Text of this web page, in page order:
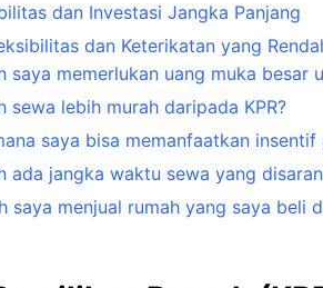
dan Investasi Jangka Panjang
dan Keterikatan yang
saya memerlukan uang muka besar
sewa lebih murah daripada KPR?
saya bisa memanfaatkan insentif
ada jangka waktu sewa yang
saya menjual rumah yang saya beli